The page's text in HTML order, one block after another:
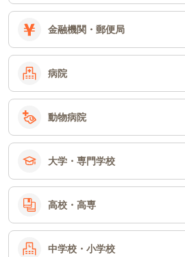
金融機関・郵便局
病院
動物病院
大学・専門学校
高校・高専
中学校・小学校